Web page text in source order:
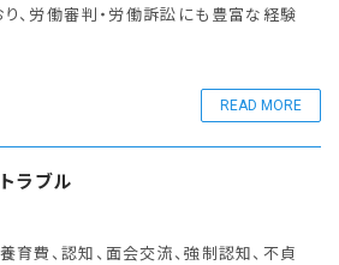
、労働審判・労働訴訟にも豊富な経験
READ MORE
ラブル
育費、認知、面会交流、強制認知、不貞